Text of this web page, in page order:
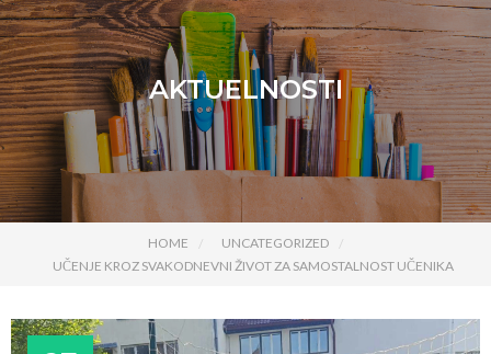
AKTUELNOSTI
HOME
UNCATEGORIZED
UČENJE KROZ SVAKODNEVNI ŽIVOT ZA SAMOSTALNOST UČENIKA